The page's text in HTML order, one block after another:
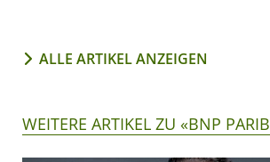
ALLE ARTIKEL ANZEIGEN
WEITERE ARTIKEL ZU «BNP